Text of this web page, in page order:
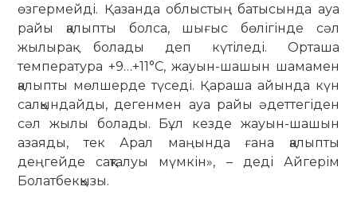
өзгермейді. Қазанда облыстың батысында ауа
райы қалыпты болса, шығыс бөлігінде сәл
жылырақ болады деп күтіледі. Орташа
температура +9…+11°С, жауын-шашын шамамен
қалыпты мөлшерде түседі. Қараша айында күн
салқындайды, дегенмен ауа райы әдеттегіден
сәл жылы болады. Бұл кезде жауын-шашын
азаяды, тек Арал маңында ғана қалыпты
деңгейде сақталуы мүмкін», – деді Айгерім
Болатбекқызы.